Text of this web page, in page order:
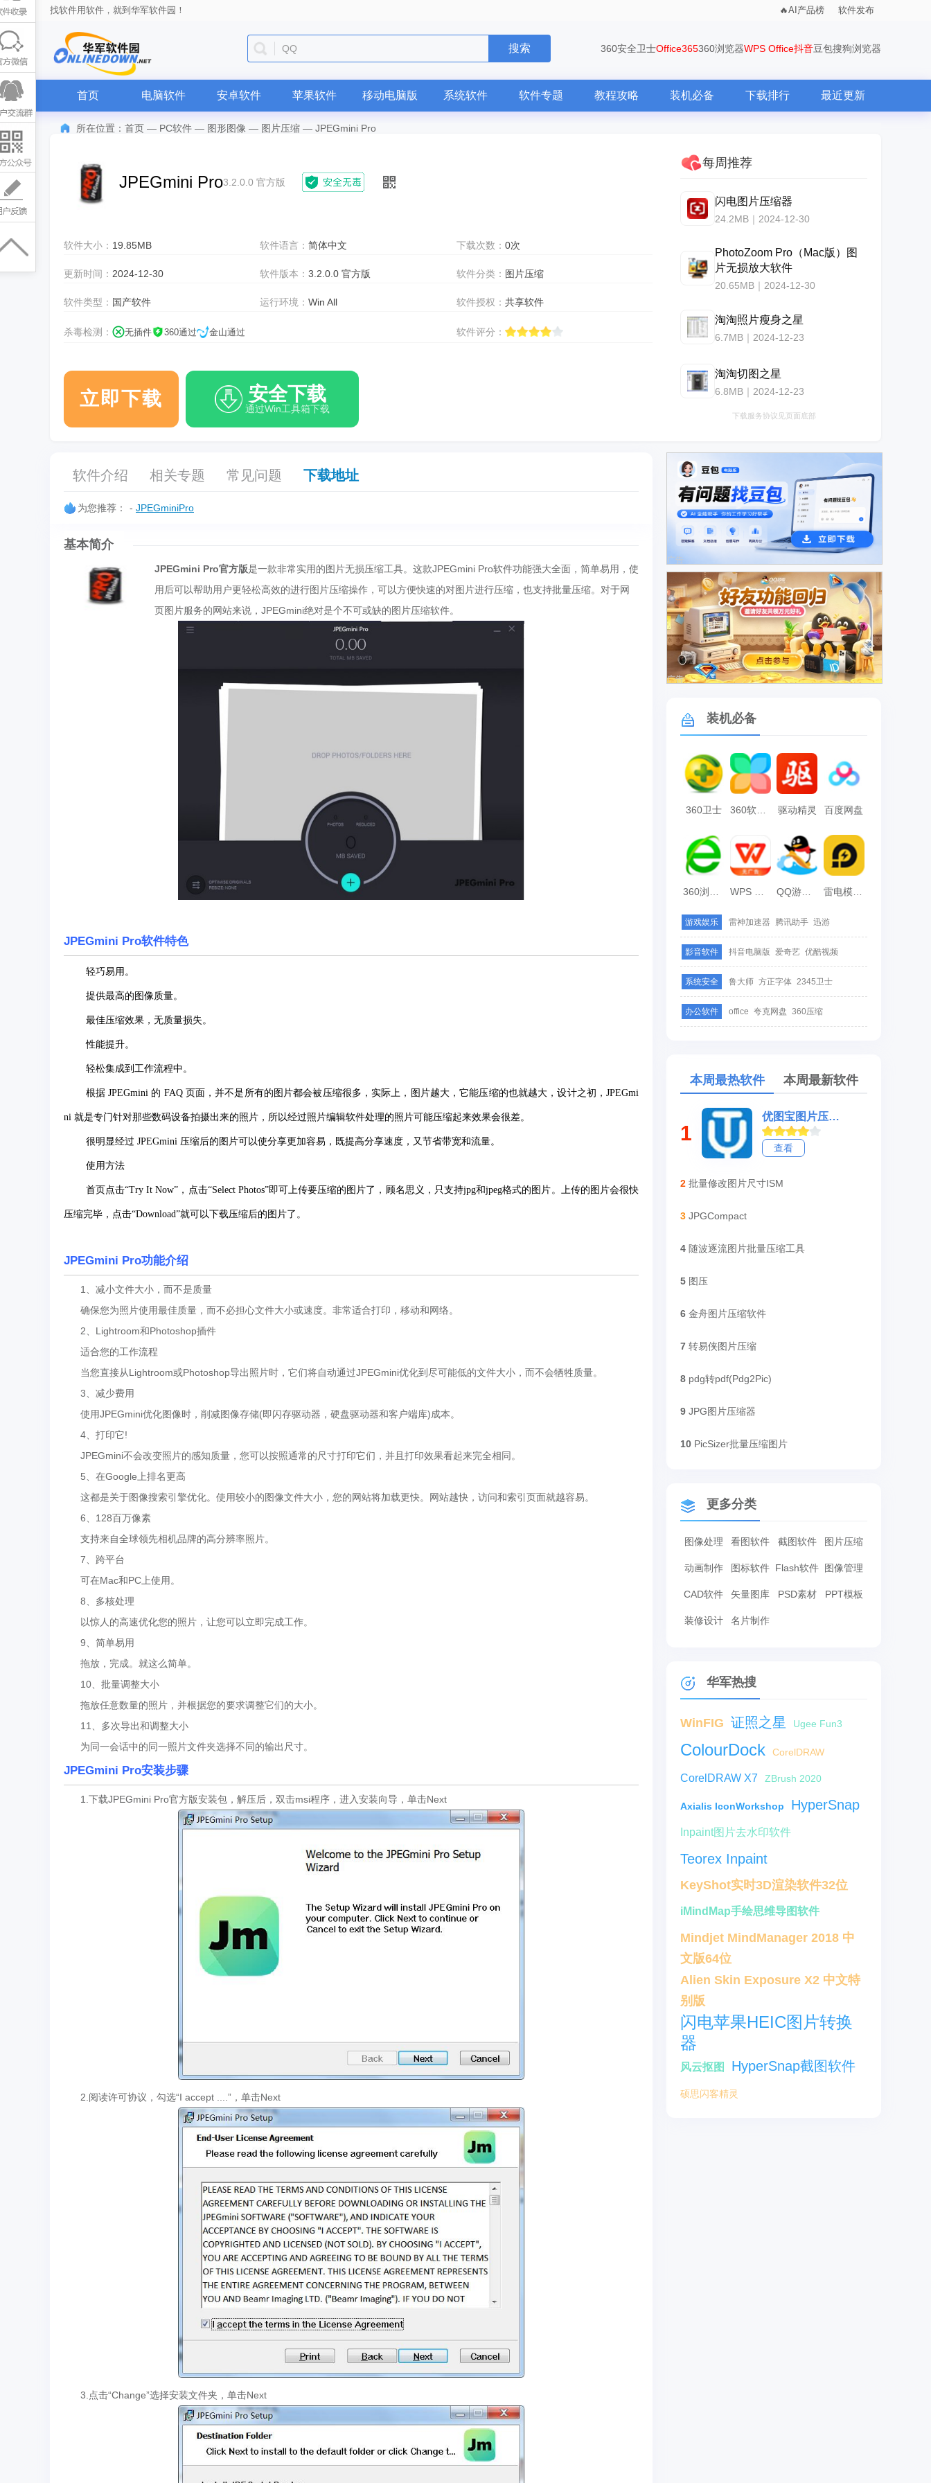
找软件用软件，就到华军软件园！ AI产品榜 软件发布
QQ 搜索 360安全卫士Office365360浏览器WPS Office抖音豆包搜狗浏览器
首页 电脑软件 安卓软件 苹果软件 移动电脑版 系统软件 软件专题 教程攻略 装机必备 下载排行 最近更新
所在位置： 首页 — PC软件 — 图形图像 — 图片压缩 — JPEGmini Pro
JPEGmini Pro3.2.0.0 官方版
软件大小： 19.85MB 软件语言：简体中文 下载次数： 0次
更新时间： 2024-12-30 软件版本：3.2.0.0 官方版 软件分类： 图片压缩
软件类型： 国产软件 运行环境：Win All 软件授权： 共享软件
杀毒检测： 无插件 360通过 金山通过 软件评分：
立即下载 安全下载
通过Win工具箱下载
每周推荐
闪电图片压缩器
24.2MB｜2024-12-30
PhotoZoom Pro（Mac版）图
片无损放大软件
20.65MB｜2024-12-30
淘淘照片瘦身之星
6.7MB｜2024-12-23
淘淘切图之星
6.8MB｜2024-12-23
下载服务协议见页面底部
软件介绍 相关专题 常见问题 下载地址
为您推荐： - JPEGminiPro
基本简介
JPEGmini Pro官方版是一款非常实用的图片无损压缩工具。这款JPEGmini Pro软件功能强大全面，简单易用，使
用后可以帮助用户更轻松高效的进行图片压缩操作，可以方便快速的对图片进行压缩，也支持批量压缩。对于网
页图片服务的网站来说，JPEGmini绝对是个不可或缺的图片压缩软件。
JPEGmini Pro软件特色
轻巧易用。
提供最高的图像质量。
最佳压缩效果，无质量损失。
性能提升。
轻松集成到工作流程中。
根据 JPEGmini 的 FAQ 页面，并不是所有的图片都会被压缩很多，实际上，图片越大，它能压缩的也就越大，设计之初，JPEGmi
ni 就是专门针对那些数码设备拍摄出来的照片，所以经过照片编辑软件处理的照片可能压缩起来效果会很差。
很明显经过 JPEGmini 压缩后的图片可以使分享更加容易，既提高分享速度，又节省带宽和流量。
使用方法
首页点击“Try It Now”，点击“Select Photos”即可上传要压缩的图片了，顾名思义，只支持jpg和jpeg格式的图片。上传的图片会很快
压缩完毕，点击“Download”就可以下载压缩后的图片了。
JPEGmini Pro功能介绍
1、减小文件大小，而不是质量
确保您为照片使用最佳质量，而不必担心文件大小或速度。非常适合打印，移动和网络。
2、Lightroom和Photoshop插件
适合您的工作流程
当您直接从Lightroom或Photoshop导出照片时，它们将自动通过JPEGmini优化到尽可能低的文件大小，而不会牺牲质量。
3、减少费用
使用JPEGmini优化图像时，削减图像存储(即闪存驱动器，硬盘驱动器和客户端库)成本。
4、打印它!
JPEGmini不会改变照片的感知质量，您可以按照通常的尺寸打印它们，并且打印效果看起来完全相同。
5、在Google上排名更高
这都是关于图像搜索引擎优化。使用较小的图像文件大小，您的网站将加载更快。网站越快，访问和索引页面就越容易。
6、128百万像素
支持来自全球领先相机品牌的高分辨率照片。
7、跨平台
可在Mac和PC上使用。
8、多核处理
以惊人的高速优化您的照片，让您可以立即完成工作。
9、简单易用
拖放，完成。就这么简单。
10、批量调整大小
拖放任意数量的照片，并根据您的要求调整它们的大小。
11、多次导出和调整大小
为同一会话中的同一照片文件夹选择不同的输出尺寸。
JPEGmini Pro安装步骤
1.下载JPEGmini Pro官方版安装包，解压后，双击msi程序，进入安装向导，单击Next
2.阅读许可协议，勾选“I accept ....”，单击Next
3.点击“Change”选择安装文件夹，单击Next
广告
广告
装机必备
360卫士 360软件管家 驱动精灵 百度网盘
雷电模拟器
游戏娱乐 雷神加速器 腾讯助手 迅游
影音软件 抖音电脑版 爱奇艺 优酷视频
系统安全 鲁大师 方正字体 2345卫士
办公软件 office 夸克网盘 360压缩
本周最热软件 本周最新软件
1
优图宝图片压缩软件
查看
2 批量修改图片尺寸ISM
3 JPGCompact
4 随波逐流图片批量压缩工具
5 图压
6 金舟图片压缩软件
7 转易侠图片压缩
8 pdg转pdf(Pdg2Pic)
9 JPG图片压缩器
10 PicSizer批量压缩图片
更多分类
图像处理 看图软件 截图软件 图片压缩
动画制作 图标软件 Flash软件 图像管理
CAD软件 矢量图库 PSD素材 PPT模板
装修设计 名片制作
华军热搜
WinFIG 证照之星 Ugee Fun3
ColourDock CorelDRAW
CorelDRAW X7 ZBrush 2020
Axialis IconWorkshop HyperSnap
Inpaint图片去水印软件
Teorex Inpaint
KeyShot实时3D渲染软件32位
iMindMap手绘思维导图软件
Mindjet MindManager 2018 中
文版64位
Alien Skin Exposure X2 中文特
别版
闪电苹果HEIC图片转换
器
风云抠图 HyperSnap截图软件
硕思闪客精灵